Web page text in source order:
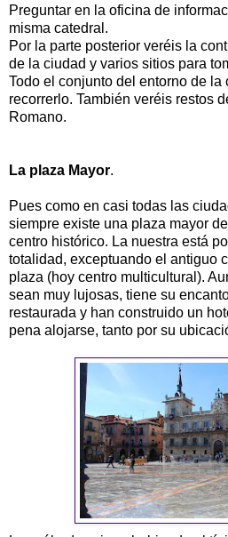
Preguntar en la oficina de
misma catedral.
Por la parte posterior veréis la
de la ciudad y varios sitios para
Todo el conjunto del entorno de la
recorrerlo. También veréis restos
Romano.
La plaza Mayor.
Pues como en casi todas las
siempre existe una plaza mayor
centro histórico. La nuestra está
totalidad, exceptuando el antiguo
plaza (hoy centro multicultural).
sean muy lujosas, tiene su
restaurada y han construido un
pena alojarse, tanto por su